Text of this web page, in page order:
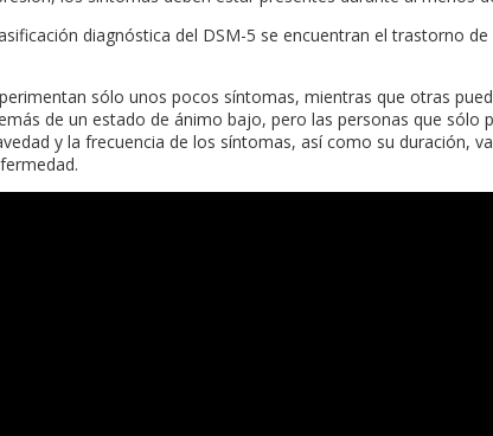
diagnóstica del DSM-5 se encuentran el trastorno
sólo unos pocos síntomas, mientras que otras
de un estado de ánimo bajo, pero las personas que sólo
y la frecuencia de los síntomas, así como su duración,